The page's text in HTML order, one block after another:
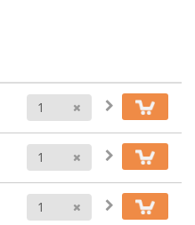
Anzahl
Anzahl
Anzahl